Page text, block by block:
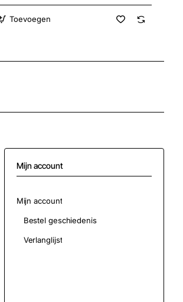
Toevoegen
Mijn account
Mijn account
Bestel geschiedenis
Verlanglijst